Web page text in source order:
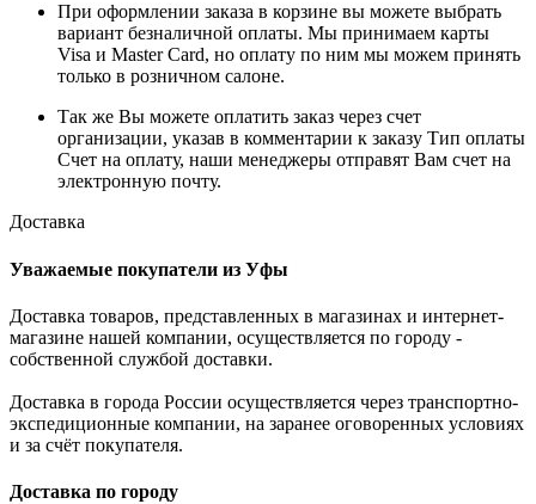
При оформлении заказа в корзине вы можете выбрать
вариант безналичной оплаты. Мы принимаем карты
Visa и Master Card, но оплату по ним мы можем принять
только в розничном салоне.
Так же Вы можете оплатить заказ через счет
организации, указав в комментарии к заказу Тип оплаты
Счет на оплату, наши менеджеры отправят Вам счет на
электронную почту.
Доставка
Уважаемые покупатели из Уфы
Доставка товаров, представленных в магазинах и интернет-
магазине нашей компании, осуществляется по городу -
собственной службой доставки.
Доставка в города России осуществляется через транспортно-
экспедиционные компании, на заранее оговоренных условиях
и за счёт покупателя.
Доставка по городу